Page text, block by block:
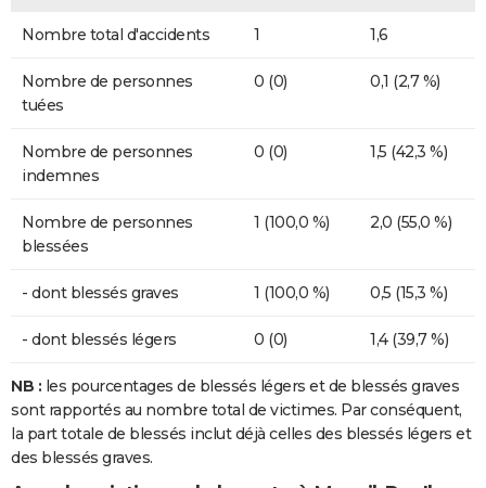
Nombre total d'accidents 1 1,6
Nombre de personnes
tuées
0 (0) 0,1 (2,7 %)
Nombre de personnes
indemnes
0 (0) 1,5 (42,3 %)
Nombre de personnes
blessées
1 (100,0 %) 2,0 (55,0 %)
- dont blessés graves 1 (100,0 %) 0,5 (15,3 %)
- dont blessés légers 0 (0) 1,4 (39,7 %)
NB : les pourcentages de blessés légers et de blessés graves
sont rapportés au nombre total de victimes. Par conséquent,
la part totale de blessés inclut déjà celles des blessés légers et
des blessés graves.